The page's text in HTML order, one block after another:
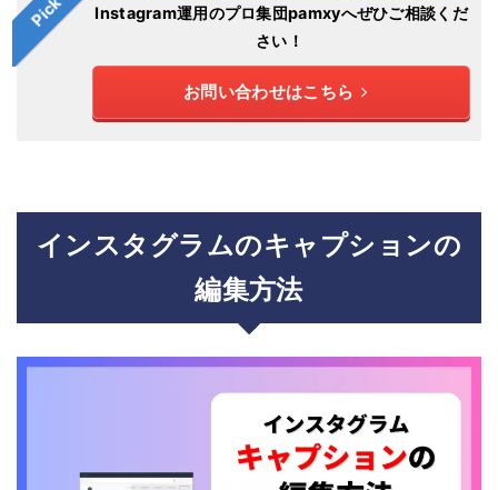
Instagram運用のプロ集団pamxyへぜひご相談くだ
さい！
お問い合わせはこちら
インスタグラムのキャプションの
編集方法